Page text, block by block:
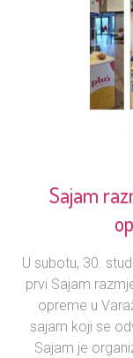
Sajam
U subotu, 30.
prvi Sajam
opreme u
sajam koji se
Sajam je